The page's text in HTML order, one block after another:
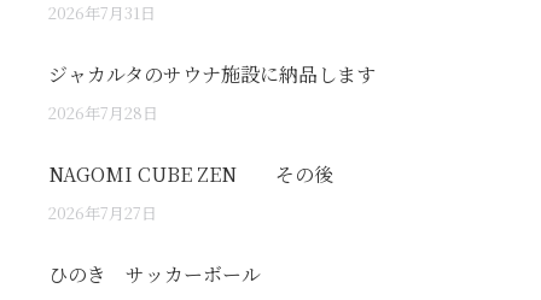
2026年7月31日
ジャカルタのサウナ施設に納品します
2026年7月28日
NAGOMI CUBE ZEN その後
2026年7月27日
ひのき サッカーボール